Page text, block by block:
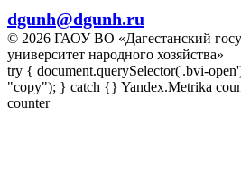
dgunh@dgunh.ru
© 2026 ГАОУ ВО «Дагестанский
университет народного хозяйства»
try { document.querySelector('.bvi-
"copy"); } catch {} Yandex.Metrika
counter